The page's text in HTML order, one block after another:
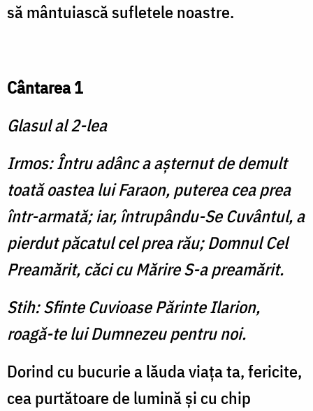
să mântuiască sufletele noastre.
Cântarea 1
Glasul al 2-lea
Irmos: Întru adânc a aşternut de demult
toată oastea lui Faraon, puterea cea prea
într-armată; iar, întrupându-Se Cuvântul, a
pierdut păcatul cel prea rău; Domnul Cel
Preamărit, căci cu Mărire S-a preamărit.
Stih: Sfinte Cuvioase Părinte Ilarion,
roagă-te lui Dumnezeu pentru noi.
Dorind cu bucurie a lăuda viaţa ta, fericite,
cea purtătoare de lumină şi cu chip